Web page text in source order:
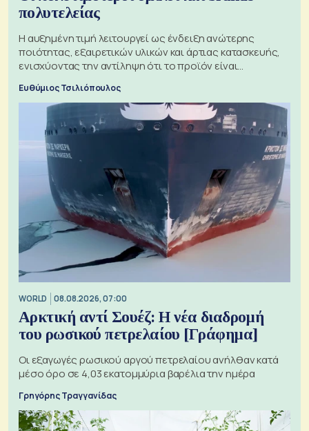
πολυτελείας
Η αυξημένη τιμή λειτουργεί ως ένδειξη ανώτερης
ποιότητας, εξαιρετικών υλικών και άρτιας κατασκευής,
ενισχύοντας την αντίληψη ότι το προϊόν είναι
Ευθύμιος Τσιλιόπουλος
WORLD 08.08.2026, 07:00
Αρκτική αντί Σουέζ: Η νέα διαδρομή
του ρωσικού πετρελαίου [Γράφημα]
Οι εξαγωγές ρωσικού αργού πετρελαίου ανήλθαν κατά
μέσο όρο σε 4,03 εκατομμύρια βαρέλια την ημέρα
Γρηγόρης Τραγγανίδας